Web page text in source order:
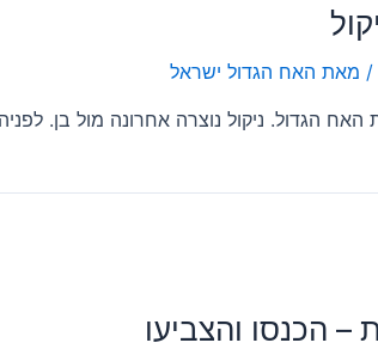
/ מאת האח הגדול ישראל
הגדול. ניקול נוצרה אחרונה מול בן.
הכנסו והצביעו